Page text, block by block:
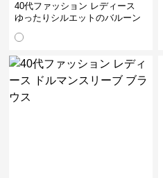
40代ファッション レディース
ゆったりシルエットのバルーン